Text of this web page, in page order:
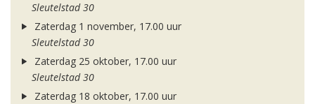
Sleutelstad 30
Zaterdag 1 november, 17.00 uur
Sleutelstad 30
Zaterdag 25 oktober, 17.00 uur
Sleutelstad 30
Zaterdag 18 oktober, 17.00 uur